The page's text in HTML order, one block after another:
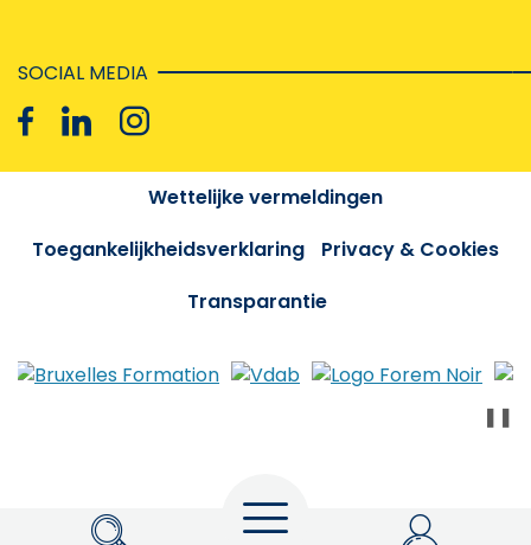
SOCIAL MEDIA
Wettelijke vermeldingen
Toegankelijkheidsverklaring
Privacy & Cookies
Transparantie
❚❚